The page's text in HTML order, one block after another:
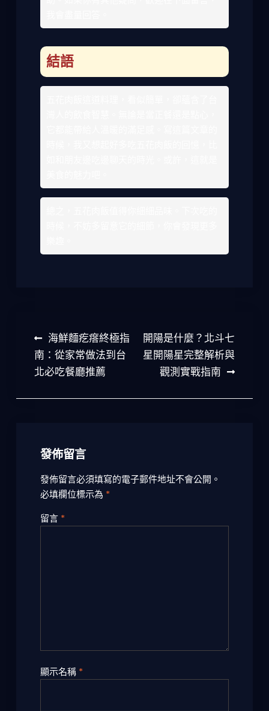
結語
文
章
導
覽
海鮮麵疙瘩終極指
南：從家常做法到台
北必吃餐廳推薦
開陽是什麼？北斗七
星開陽星完整解析與
觀測實戰指南
發佈留言
發佈留言必須填寫的電子郵件地址不會公開。
必填欄位標示為 *
留言 *
顯示名稱 *